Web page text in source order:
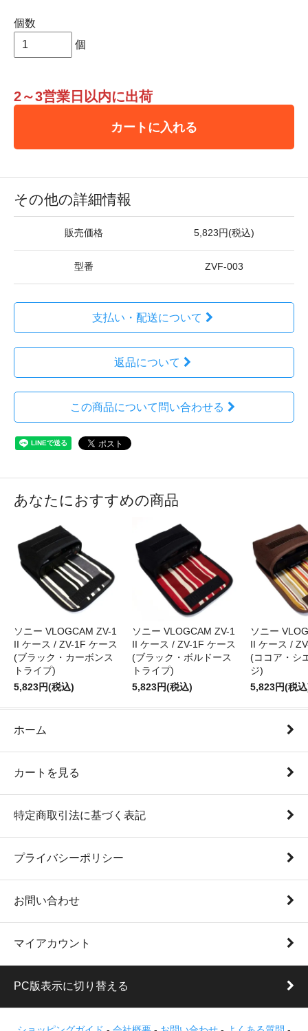
個数
個
2～3営業日以内に出荷
カートに入れる
その他の詳細情報
販売価格 5,823円(税込)
型番 ZVF-003
支払い・配送について
返品について
この商品について問い合わせる
あなたにおすすめの商品
ソニー VLOGCAM ZV-1
II ケース / ZV-1F ケース
(ブラック・カーボンス
トライプ)
5,823円(税込)
ソニー VLOGCAM ZV-1
II ケース / ZV-1F ケース
(ブラック・ボルドース
トライプ)
5,823円(税込)
ソニー
II ケース /
(ココア・シ
ジ)
5,823円(税
ホーム
カートを見る
特定商取引法に基づく表記
プライバシーポリシー
お問い合わせ
マイアカウント
PC版表示に切り替える